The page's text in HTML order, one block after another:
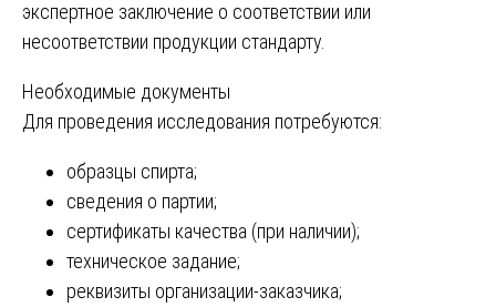
экспертное заключение о соответствии или
несоответствии продукции стандарту.
Необходимые документы
Для проведения исследования потребуются:
образцы спирта;
сведения о партии;
сертификаты качества (при наличии);
техническое задание;
реквизиты организации-заказчика;